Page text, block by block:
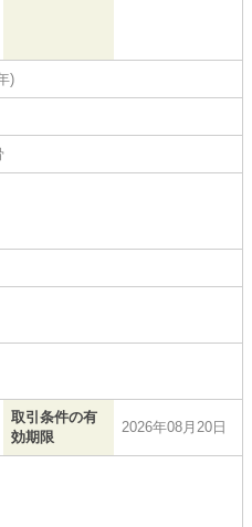
)
取引条件の有
効期限
2026年08月20日